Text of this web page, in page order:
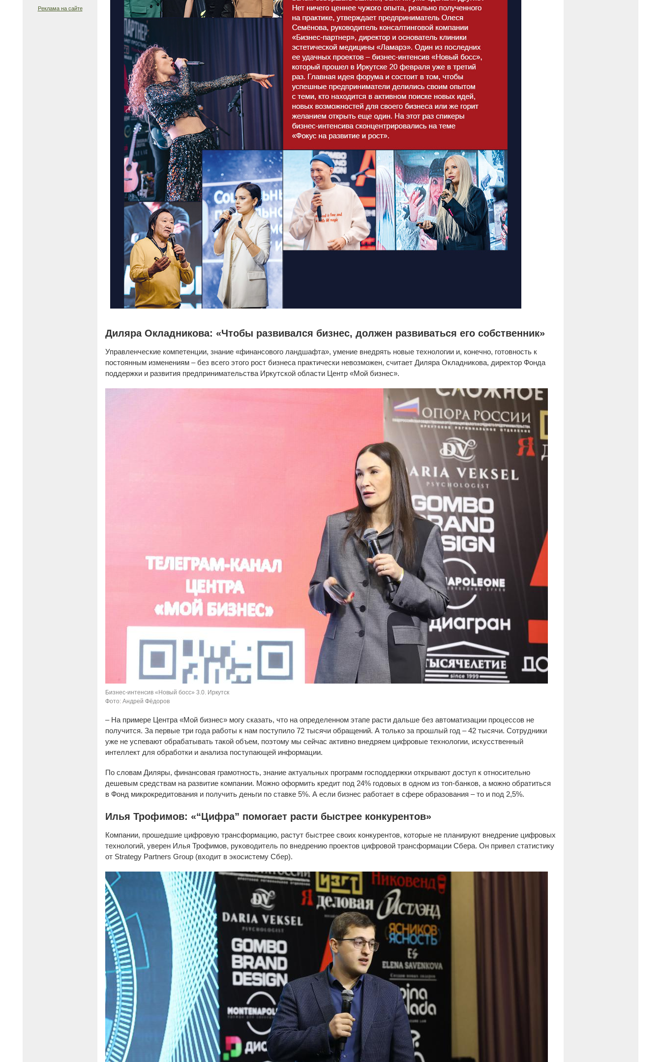
Реклама на сайте
Диляра Окладникова: «Чтобы развивался бизнес, должен развиваться его собственник»
Управленческие компетенции, знание «финансового ландшафта», умение внедрять новые технологии и, конечно, готовность к
постоянным изменениям – без всего этого рост бизнеса практически невозможен, считает Диляра Окладникова, директор Фонда
поддержки и развития предпринимательства Иркутской области Центр «Мой бизнес».
Бизнес-интенсив «Новый босс» 3.0. Иркутск
Фото: Андрей Фёдоров
– На примере Центра «Мой бизнес» могу сказать, что на определенном этапе расти дальше без автоматизации процессов не
получится. За первые три года работы к нам поступило 72 тысячи обращений. А только за прошлый год – 42 тысячи. Сотрудники
уже не успевают обрабатывать такой объем, поэтому мы сейчас активно внедряем цифровые технологии, искусственный
интеллект для обработки и анализа поступающей информации.
По словам Диляры, финансовая грамотность, знание актуальных программ господдержки открывают доступ к относительно
дешевым средствам на развитие компании. Можно оформить кредит под 24% годовых в одном из топ-банков, а можно обратиться
в Фонд микрокредитования и получить деньги по ставке 5%. А если бизнес работает в сфере образования – то и под 2,5%.
Илья Трофимов: «“Цифра” помогает расти быстрее конкурентов»
Компании, прошедшие цифровую трансформацию, растут быстрее своих конкурентов, которые не планируют внедрение цифровых
технологий, уверен Илья Трофимов, руководитель по внедрению проектов цифровой трансформации Сбера. Он привел статистику
от Strategy Partners Group (входит в экосистему Сбер).